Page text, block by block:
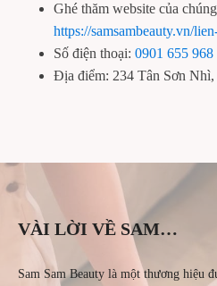
Ghé thăm website của
https://samsambeauty.vn/
Số điện thoại: 0901 655 968
Địa điểm: 234 Tân Sơn
VÀI LỜI VỀ SAM…
Sam Sam Beauty là một thương hiệu